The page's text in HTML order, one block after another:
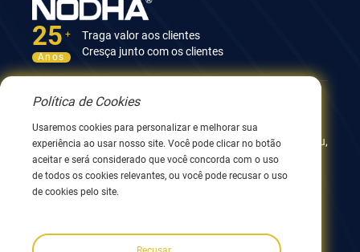
25 +
Anos
Traga valor aos clientes
Cresça junto com os clientes
12º Edifício, No.9 Xingyang Road, Wuxi 214082, JiangSu,
China
0086 510 8580 8562
0086 152 5144 1199
Política de Cookies
Usaremos cookies para personalizar e melhorar sua
experiência ao usar nosso site. Você pode clicar no botão
aceitar e será considerado que você concorda com o uso
de todos os cookies relevantes, ou você pode recusar o uso
de cookies pelo site.